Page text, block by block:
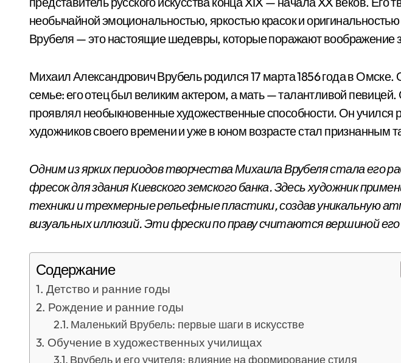
необычайной эмоциональностью, яркостью красок и
Врубеля — это настоящие шедевры, которые поражают воображение
Михаил Александрович Врубель родился 17 марта 1856 года в Омске.
семье: его отец был великим актером, а мать — талантливой певицей.
проявлял необыкновенные художественные способности. Он учился
художников своего времени и уже в юном возрасте стал признанным
Одним из ярких периодов творчества Михаила Врубеля стала его
фресок для здания Киевского земского банка. Здесь художник
техники и трехмерные рельефные пластики, создав уникальную
визуальных иллюзий. Эти фрески по праву считаются вершиной
Содержание
Детство и ранние годы
Рождение и ранние годы
Маленький Врубель: первые шаги в искусстве
Обучение в художественных училищах
Врубель и его учителя: влияние на формирование стиля